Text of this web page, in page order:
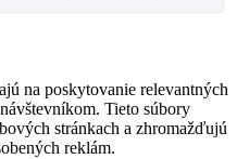
na poskytovanie relevantných
Tieto súbory
stránkach a zhromažďujú
reklám.